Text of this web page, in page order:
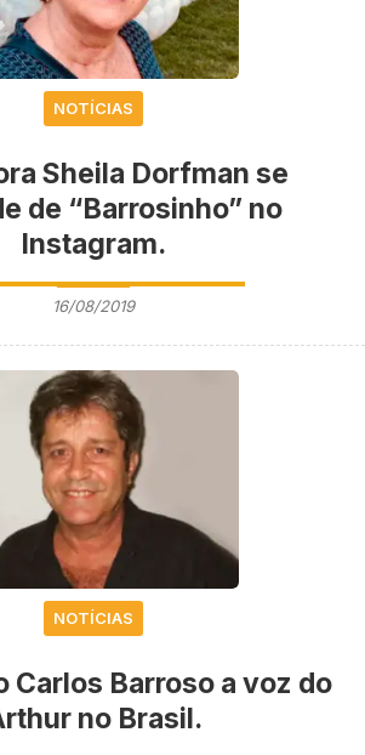
NOTÍCIAS
Sheila Dorfman se
de “Barrosinho” no
Instagram.
16/08/2019
NOTÍCIAS
Carlos Barroso a voz do
no Brasil.